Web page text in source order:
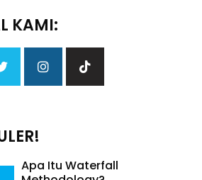
KAMI:
Apa Itu Waterfall